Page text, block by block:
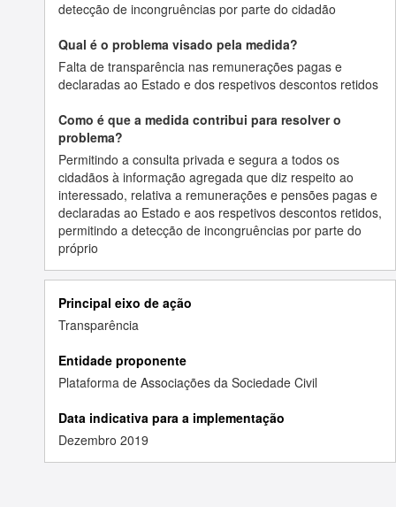
detecção de incongruências por parte do cidadão
Qual é o problema visado pela medida?
Falta de transparência nas remunerações pagas e
declaradas ao Estado e dos respetivos descontos retidos
Como é que a medida contribui para resolver o
problema?
Permitindo a consulta privada e segura a todos os
cidadãos à informação agregada que diz respeito ao
interessado, relativa a remunerações e pensões pagas e
declaradas ao Estado e aos respetivos descontos retidos,
permitindo a detecção de incongruências por parte do
próprio
Principal eixo de ação
Transparência
Entidade proponente
Plataforma de Associações da Sociedade Civil
Data indicativa para a implementação
Dezembro 2019